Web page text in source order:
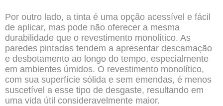
Por outro lado, a tinta é uma opção acessível e fácil
de aplicar, mas pode não oferecer a mesma
durabilidade que o revestimento monolítico. As
paredes pintadas tendem a apresentar descamação
e desbotamento ao longo do tempo, especialmente
em ambientes úmidos. O revestimento monolítico,
com sua superfície sólida e sem emendas, é menos
suscetível a esse tipo de desgaste, resultando em
uma vida útil consideravelmente maior.